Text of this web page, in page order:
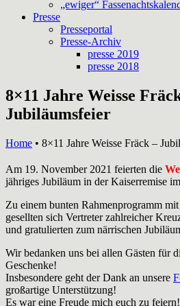
„ewiger“
Presse
Presseportal
Presse-Archiv
presse 2019
presse 2018
8×11 Jahre Weisse
Jubiläumsfeier
Home • 8×11 Jahre Weisse Fräck –
Am 19. November 2021 feierten die
jähriges Jubiläum in der Kaiserremise
Zu einem bunten Rahmenprogramm
gesellten sich Vertreter zahlreicher
und gratulierten zum närrischen
Wir bedanken uns bei allen Gästen für
Geschenke!
Insbesondere geht der Dank an unsere
großartige Unterstützung!
Es war eine Freude mich euch zu feiern!